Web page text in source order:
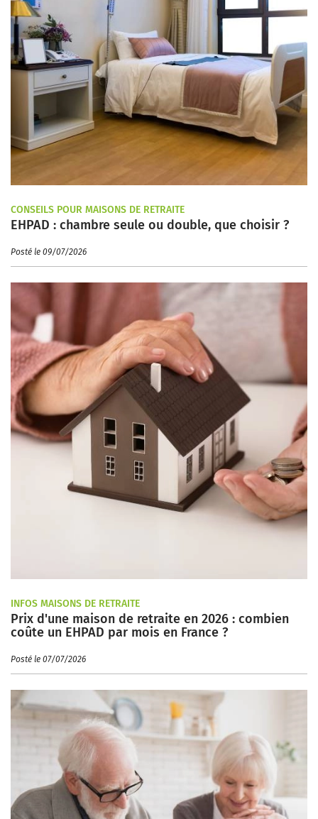
CONSEILS POUR MAISONS DE RETRAITE
EHPAD : chambre seule ou double, que choisir ?
Posté le 09/07/2026
INFOS MAISONS DE RETRAITE
Prix d'une maison de retraite en 2026 : combien
coûte un EHPAD par mois en France ?
Posté le 07/07/2026